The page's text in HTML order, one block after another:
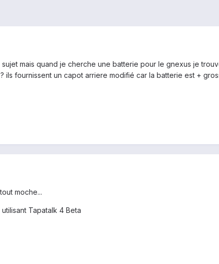
mais quand je cherche une batterie pour le gnexus je
ils fournissent un capot arriere modifié car la batterie est +
moche...
Tapatalk 4 Beta